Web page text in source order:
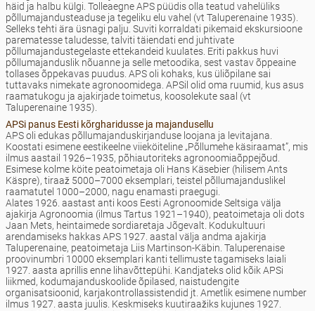
häid ja halbu külgi. Tolleaegne APS püüdis olla teatud vahelüliks
põllumajandusteaduse ja tegeliku elu vahel (vt Taluperenaine 1935).
Selleks tehti ära üsnagi palju. Suviti korraldati pikemaid ekskursioone
parematesse taludesse, talviti täiendati end juhtivate
põllumajandustegelaste ettekandeid kuulates. Eriti pakkus huvi
põllumajanduslik nõuanne ja selle metoodika, sest vastav õppeaine
tollases õppekavas puudus. APS oli kohaks, kus üliõpilane sai
tuttavaks nimekate agronoomidega. APSil olid oma ruumid, kus asus
raamatukogu ja ajakirjade toimetus, koosolekute saal (vt
Taluperenaine 1935).
APSi panus Eesti kõrgharidusse ja majandusellu
APS oli edukas põllumajanduskirjanduse loojana ja levitajana.
Koostati esimene eestikeelne viieköiteline „Põllumehe käsiraamat”, mis
ilmus aastail 1926–1935, põhiautoriteks agronoomiaõppejõud.
Esimese kolme köite peatoimetaja oli Hans Käsebier (hilisem Ants
Käspre), tiraaž 5000–7000 eksemplari, teistel põllumajanduslikel
raamatutel 1000–2000, nagu enamasti praegugi.
Alates 1926. aastast anti koos Eesti Agronoomide Seltsiga välja
ajakirja Agronoomia (ilmus Tartus 1921–1940), peatoimetaja oli dots
Jaan Mets, heintaimede sordiaretaja Jõgevalt. Kodukultuuri
arendamiseks hakkas APS 1927. aastal välja andma ajakirja
Taluperenaine, peatoimetaja Liis Martinson-Käbin. Taluperenaise
proovinumbri 10000 eksemplari kanti tellimuste tagamiseks laiali
1927. aasta aprillis enne lihavõttepühi. Kandjateks olid kõik APSi
liikmed, kodumajanduskoolide õpilased, naistudengite
organisatsioonid, karjakontrollassistendid jt. Ametlik esimene number
ilmus 1927. aasta juulis. Keskmiseks kuutiraažiks kujunes 1927.